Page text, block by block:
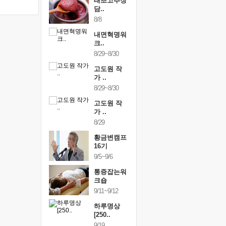
담..
8/8
내면혁명워
크..
8/29~8/30
고도원 작
가 ..
8/29~8/30
고도원 작
가 ..
8/29
황금변캠프
16기
9/5~9/6
통증잡는워
크숍
9/11~9/12
하루명상
[250..